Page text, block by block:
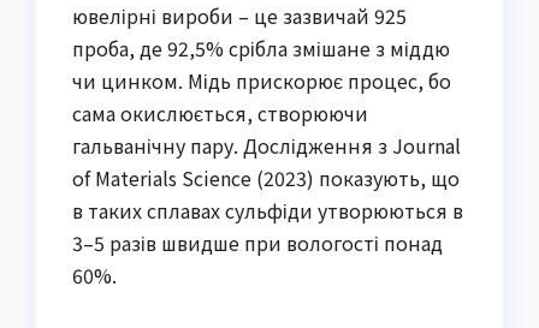
ювелірні вироби – це зазвичай 925
проба, де 92,5% срібла змішане з міддю
чи цинком. Мідь прискорює процес, бо
сама окислюється, створюючи
гальванічну пару. Дослідження з Journal
of Materials Science (2023) показують, що
в таких сплавах сульфіди утворюються в
3–5 разів швидше при вологості понад
60%.